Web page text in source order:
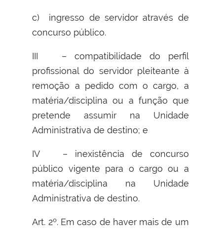
c) ingresso de servidor através de
concurso público.
III – compatibilidade do perfil
profissional do servidor pleiteante à
remoção a pedido com o cargo, a
matéria/disciplina ou a função que
pretende assumir na Unidade
Administrativa de destino; e
IV – inexistência de concurso
público vigente para o cargo ou a
matéria/disciplina na Unidade
Administrativa de destino.
Art. 2º. Em caso de haver mais de um